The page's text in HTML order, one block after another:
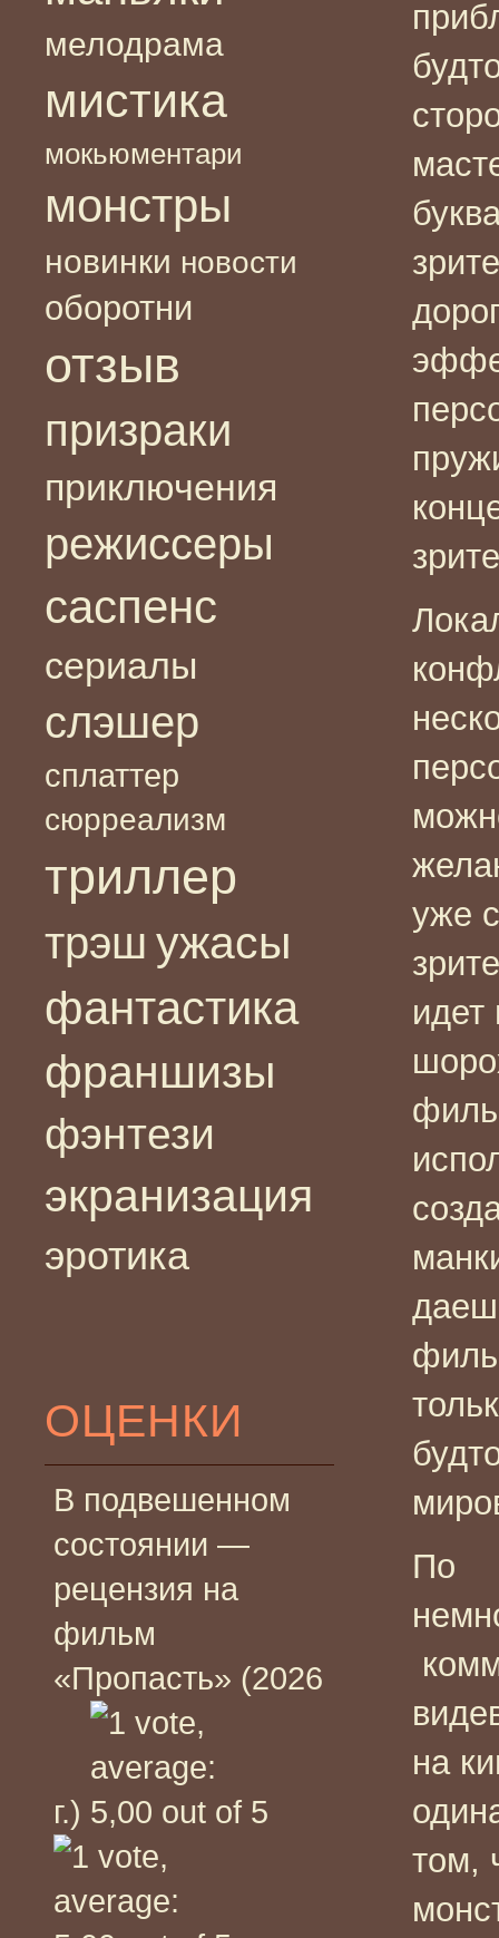
мелодрама
мистика
мокьюментари
монстры
новинки новости
оборотни
отзыв
призраки
приключения
режиссеры
саспенс
сериалы
слэшер
сплаттер
сюрреализм
триллер
трэш ужасы
фантастика
франшизы
фэнтези
экранизация
эротика
ОЦЕНКИ
В подвешенном
состоянии —
рецензия на
фильм
«Пропасть» (2026
г.)
уже
идет
По
на
том,